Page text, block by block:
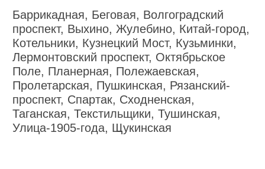
Баррикадная, Беговая, Волгоградский
проспект, Выхино, Жулебино, Китай-город,
Котельники, Кузнецкий Мост, Кузьминки,
Лермонтовский проспект, Октябрьское
Поле, Планерная, Полежаевская,
Пролетарская, Пушкинская, Рязанский-
проспект, Спартак, Сходненская,
Таганская, Текстильщики, Тушинская,
Улица-1905-года, Щукинская